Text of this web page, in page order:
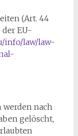
(Art. 44
der EU-
info/law/law-
werden nach
gelöscht,